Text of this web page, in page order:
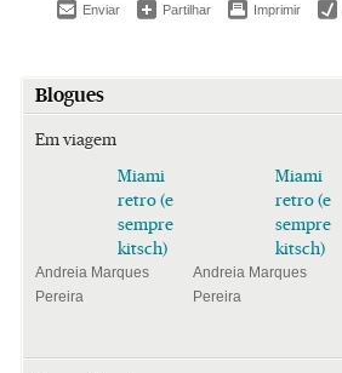
Enviar Partilhar Imprimir
Blogues
Em viagem
Miami
retro (e
sempre
kitsch)
Andreia Marques
Pereira
Miami
retro (e
sempre
kitsch)
Andreia Marques
Pereira